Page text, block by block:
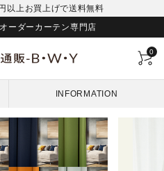
以上お買上げで送料無料
ーダーカーテン専門店
0
INFORMATION